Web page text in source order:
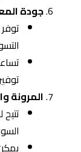
جودة
المرونة